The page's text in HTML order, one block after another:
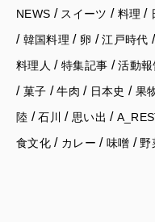
NEWS / スイーツ / 料理 /
/ 韓国料理 / 卵 /江戸時代 /
料理人 / 特集記事 /活動報
/ 菓子 /牛肉 / 日本史 / 果
陸 /石川 / 思い出 /
食文化/ カレー / 味噌 / 野